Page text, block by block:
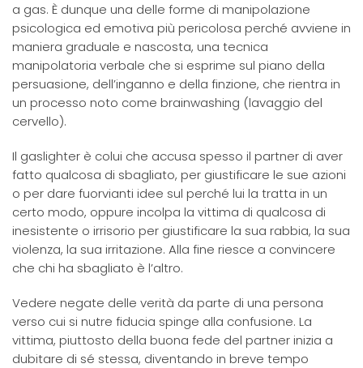
a gas. È dunque una delle forme di manipolazione
psicologica ed emotiva più pericolosa perché avviene in
maniera graduale e nascosta, una tecnica
manipolatoria verbale che si esprime sul piano della
persuasione, dell’inganno e della finzione, che rientra in
un processo noto come brainwashing (lavaggio del
cervello).
Il gaslighter è colui che accusa spesso il partner di aver
fatto qualcosa di sbagliato, per giustificare le sue azioni
o per dare fuorvianti idee sul perché lui la tratta in un
certo modo, oppure incolpa la vittima di qualcosa di
inesistente o irrisorio per giustificare la sua rabbia, la sua
violenza, la sua irritazione. Alla fine riesce a convincere
che chi ha sbagliato è l’altro.
Vedere negate delle verità da parte di una persona
verso cui si nutre fiducia spinge alla confusione. La
vittima, piuttosto della buona fede del partner inizia a
dubitare di sé stessa, diventando in breve tempo